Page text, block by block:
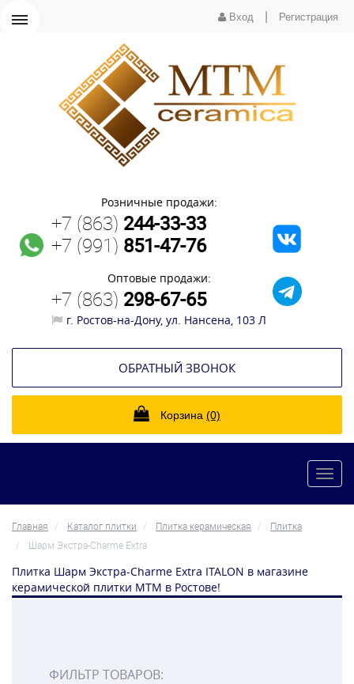
Вход Регистрация
Розничные продажи:
+7 (863) 244-33-33
+7 (991) 851-47-76
Оптовые продажи:
+7 (863) 298-67-65
г. Ростов-на-Дону, ул. Нансена, 103 Л
ОБРАТНЫЙ ЗВОНОК
Корзина (0)
Главная Каталог плитки Плитка керамическая
Плитка
Шарм Экстра-Charme Extra
Плитка Шарм Экстра-Charme Extra ITALON в магазине
керамической плитки МТМ в Ростове!
ФИЛЬТР ТОВАРОВ: